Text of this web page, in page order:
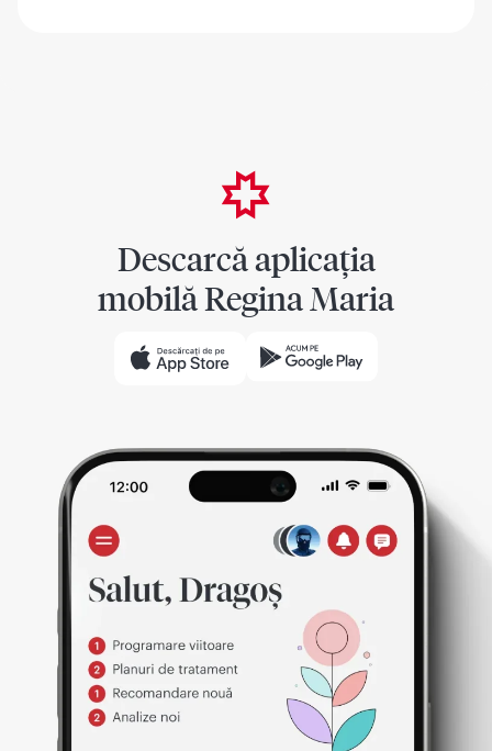
Descarcă aplicația
mobilă Regina Maria